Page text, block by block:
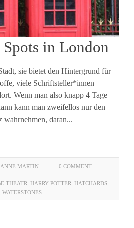
in London
sie bietet den Hintergrund für
viele Schriftsteller*innen
Wenn man also knapp 4 Tage
kann man zweifellos nur den
wahrnehmen, daran...
MARTIN 0 COMMENT
THEATR HARRY POTTER HATCHARDS
WATERSTONES